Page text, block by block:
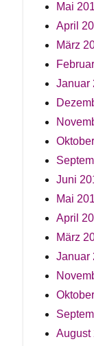
Mai
April
März
Januar
Juni
Mai
April
März
Januar
August